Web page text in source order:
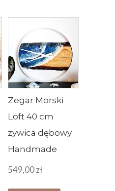
Zegar Morski
Loft 40 cm
żywica dębowy
Handmade
549,00zł